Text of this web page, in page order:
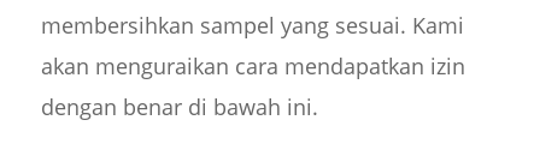
membersihkan sampel yang sesuai. Kami
akan menguraikan cara mendapatkan izin
dengan benar di bawah ini.